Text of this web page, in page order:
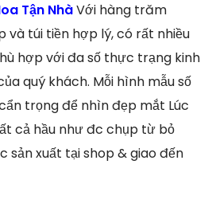
Tận NhàVới hàng trăm
và túi tiền hợp lý, có rất nhiều
hợp với đa số thực trạng kinh
quý khách. Mỗi hình mẫu số
trọng để nhìn đẹp mắt Lúc
cả hầu như đc chụp từ bỏ
xuất tại shop & giao đến